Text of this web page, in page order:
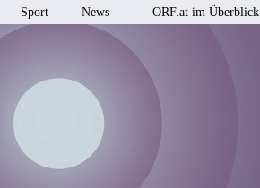
Sport News ORF.at im Überblick